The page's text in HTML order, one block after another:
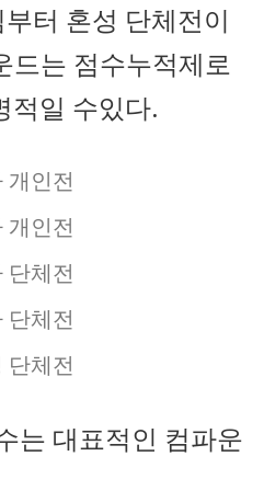
터 혼성 단체전이
드는 점수누적제로
적일 수있다.
개인전
개인전
단체전
단체전
단체전
는 대표적인 컴파운